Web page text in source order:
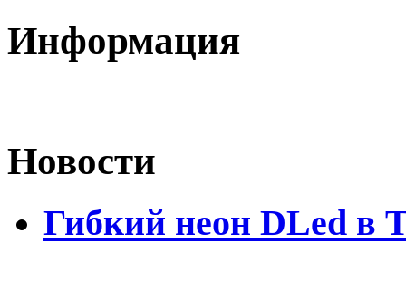
Информация
Новости
Гибкий неон DLed в